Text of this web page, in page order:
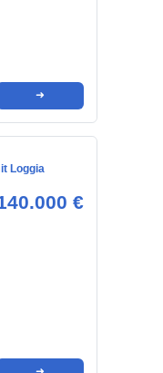
➜
Loggia
€